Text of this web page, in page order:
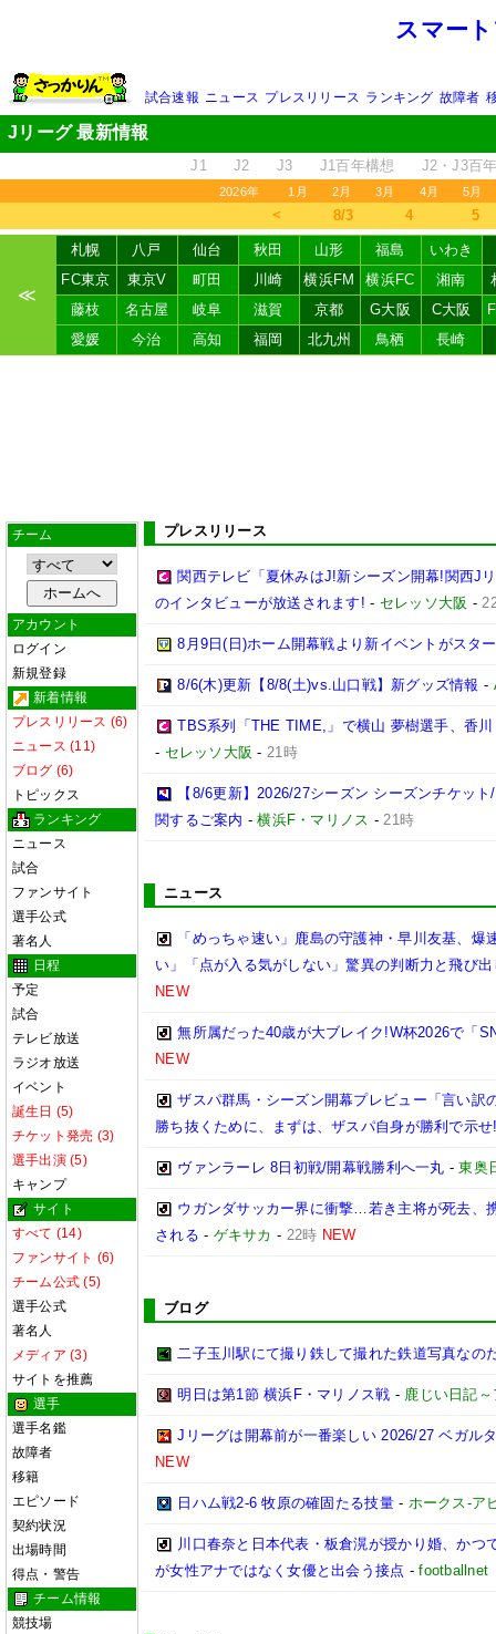
スマー
試合速報 ニュース プレスリリース ランキング 故障者
Jリーグ 最新情報
J1 J2 J3 J1百年構想 J2・J3百
2026年 1月 2月 3月 4月 5月
＜ 8/3 4 5
≪
札幌 八戸 仙台 秋田 山形 福島
いわき
FC東京
東京V 町田 川崎 横浜FM 横浜FC 湘南
藤枝
名古屋 岐阜 滋賀 京都 G大阪 C大阪
愛媛
今治 高知 福岡 北九州 鳥栖 長崎
チーム
アカウント
ログイン
新規登録
新着情報
プレスリリース (6)
ニュース (11)
ブログ (6)
トピックス
ランキング
ニュース
試合
ファンサイト
選手公式
著名人
日程
予定
試合
テレビ放送
ラジオ放送
イベント
誕生日 (5)
チケット発売 (3)
選手出演 (5)
キャンプ
サイト
すべて (14)
ファンサイト (6)
チーム公式 (5)
選手公式
著名人
メディア (3)
サイトを推薦
選手
選手名鑑
故障者
移籍
エピソード
契約状況
出場時間
得点・警告
チーム情報
競技場
プレスリリース
関西テレビ「夏休みはJ!新シーズン開幕!関西J
のインタビューが放送されます! - セレッソ大阪 -
8月9日(日)ホーム開幕戦より新イベントがスタ
8/6(木)更新【8/8(土)vs.山口戦】新グッズ情報 -
TBS系列「THE TIME,」で横山 夢樹選手、香
- セレッソ大阪 - 21時
【8/6更新】2026/27シーズン シーズンチケッ
関するご案内 -横浜F・マリノス -21時
ニュース
「めっちゃ速い」鹿島の守護神・早川友基、
い」「点が入る気がしない」驚異の判断力と飛び
NEW
無所属だった40歳が大ブレイク!W杯2026で「
NEW
ザスパ群馬・シーズン開幕プレビュー「言い訳
勝ち抜くために、まずは、ザスパ自身が勝利で示せ
ヴァンラーレ 8日初戦/開幕戦勝利へ一丸 -東奥
ウガンダサッカー界に衝撃…若き主将が死去、
される - ゲキサカ - 22時 NEW
ブログ
二子玉川駅にて撮り鉄して撮れた鉄道写真なの
明日は第1節 横浜F・マリノス戦 - 鹿じい日記
Jリーグは開幕前が一番楽しい 2026/27 ベガル
NEW
日ハム戦2-6 牧原の確固たる技量- ホークス-ア
川口春奈と日本代表・板倉滉が授かり婚、か
が女性アナではなく女優と出会う接点 -footballnet